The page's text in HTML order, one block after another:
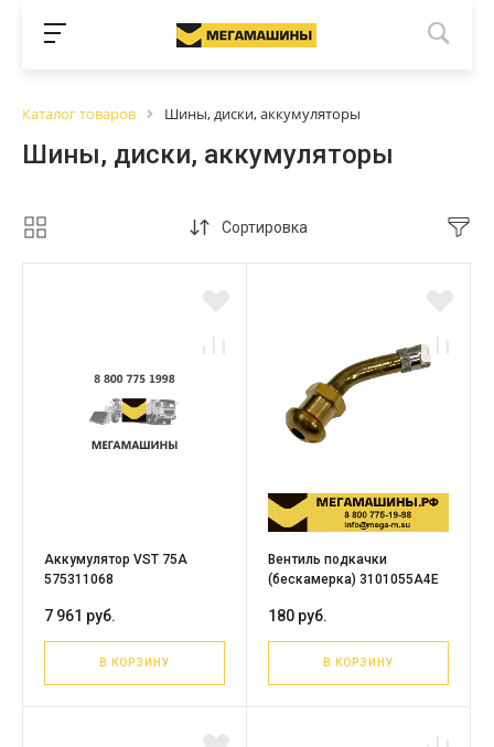
Каталог товаров Шины, диски, аккумуляторы
Шины, диски, аккумуляторы
Сортировка
Аккумулятор VST 75A
575311068
7 961 руб.
В КОРЗИНУ
Вентиль подкачки
(бескамерка) 3101055A4E
180 руб.
В КОРЗИНУ